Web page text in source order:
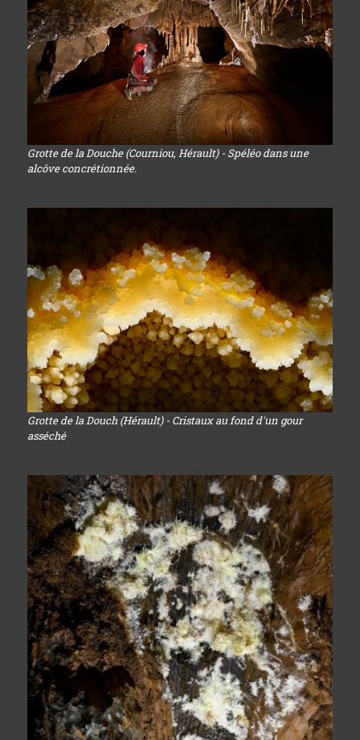
Grotte de la Douche (Courniou, Hérault) - Spéléo dans une
alcôve concrétionnée.
Grotte de la Douch (Hérault) - Cristaux au fond d'un gour
asséché